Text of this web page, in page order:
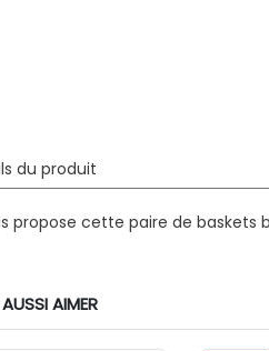
du produit
propose cette paire de baskets
AIMER